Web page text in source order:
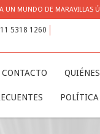
UN MUNDO DE MARAVILLAS
11 5318 1260
CONTACTO
POLÍTICA